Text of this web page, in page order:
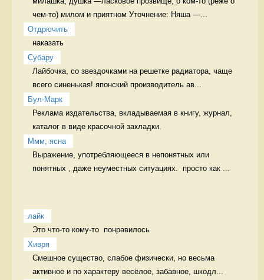
чем-то) милом и приятном Уточнение: Няша —...
Отдрючить
наказать
Cубару
Лайбочка, со звездочками на решетке радиатора, чаще
всего синенькая! японский производитель ав...
Бул-Марк
Реклама издательства, вкладываемая в книгу, журнал,
каталог в виде красочной закладки.
Ммм, ясна
Выражение, употребляющееся в непонятных или
понятных , даже неуместных ситуациях.  просто как ...
лайк
Это что-то кому-то  понравилось
Хивря
Смешное существо, слабое физически, но весьма
активное и по характеру весёлое, забавное, шкодл...